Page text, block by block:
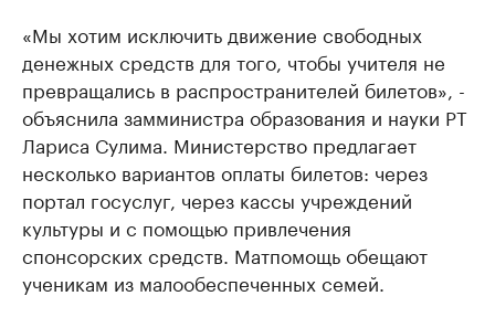
«Мы хотим исключить движение свободных
денежных средств для того, чтобы учителя не
превращались в распространителей билетов», -
объяснила замминистра образования и науки РТ
Лариса Сулима. Министерство предлагает
несколько вариантов оплаты билетов: через
портал госуслуг, через кассы учреждений
культуры и с помощью привлечения
спонсорских средств. Матпомощь обещают
ученикам из малообеспеченных семей.